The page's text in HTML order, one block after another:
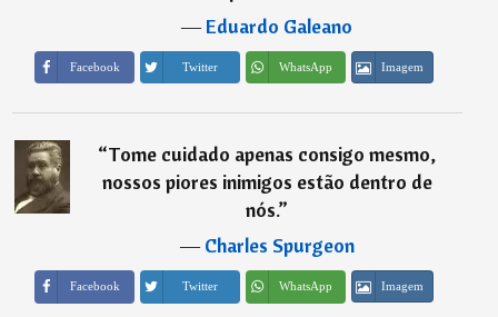
―Eduardo Galeano
Facebook Twitter WhatsApp Imagem
“Tome cuidado apenas consigo mesmo,
nossos piores inimigos estão dentro de
nós.”
―Charles Spurgeon
Facebook Twitter WhatsApp Imagem